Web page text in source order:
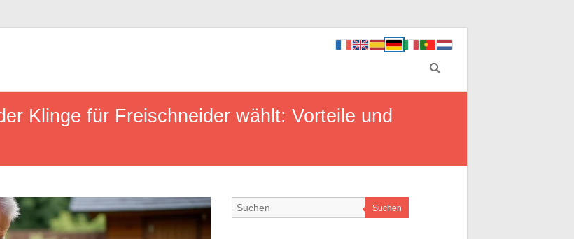
Klinge für Freischneider wählt: Vorteile und
Suchen